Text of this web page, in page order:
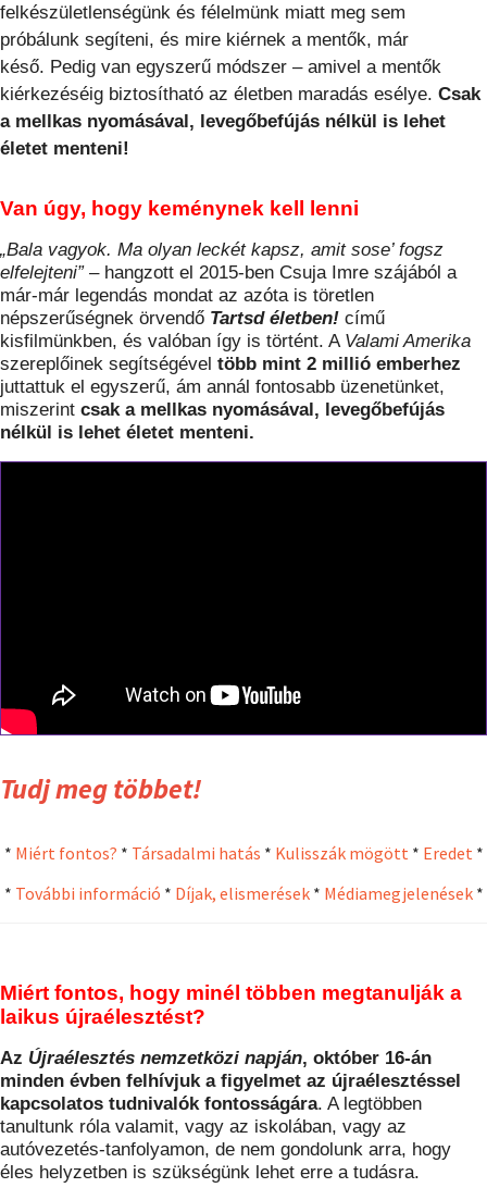
felkészületlenségünk és félelmünk miatt meg sem
próbálunk segíteni, és mire kiérnek a mentők, már
késő. Pedig van egyszerű módszer – amivel a mentők
kiérkezéséig biztosítható az életben maradás esélye. Csak
a mellkas nyomásával, levegőbefújás nélkül is lehet
életet menteni!
Van úgy, hogy keménynek kell lenni
„Bala vagyok. Ma olyan leckét kapsz, amit sose’ fogsz
elfelejteni”– hangzott el 2015-ben Csuja Imre szájából a
már-már legendás mondat az azóta is töretlen
népszerűségnek örvendő Tartsd életben! című
kisfilmünkben, és valóban így is történt. A Valami Amerika
szereplőinek segítségével több mint 2 millió emberhez
juttattuk el egyszerű, ám annál fontosabb üzenetünket,
miszerint csak a mellkas nyomásával, levegőbefújás
nélkül is lehet életet menteni.
Tudj meg többet!
* Miért fontos? * Társadalmi hatás * Kulisszák mögött* Eredet*
* További információ * Díjak, elismerések* Médiamegjelenések*
Miért fontos, hogy minél többen megtanulják a
laikus újraélesztést?
Az Újraélesztés nemzetközi napján, október 16-án
minden évben felhívjuk a figyelmet az újraélesztéssel
kapcsolatos tudnivalók fontosságára. A legtöbben
tanultunk róla valamit, vagy az iskolában, vagy az
autóvezetés-tanfolyamon, de nem gondolunk arra, hogy
éles helyzetben is szükségünk lehet erre a tudásra.